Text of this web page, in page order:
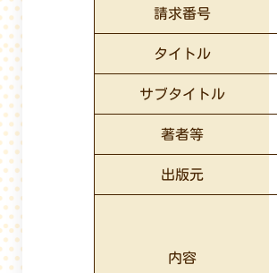
請求番号
タイトル
サブタイトル
著者等
出版元
内容